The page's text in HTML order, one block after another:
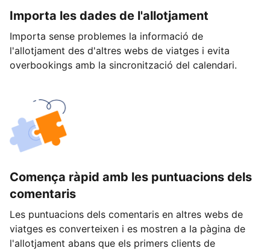
Importa les dades de l'allotjament
Importa sense problemes la informació de
l'allotjament des d'altres webs de viatges i evita
overbookings amb la sincronització del calendari.
Comença ràpid amb les puntuacions dels
comentaris
Les puntuacions dels comentaris en altres webs de
viatges es converteixen i es mostren a la pàgina de
l'allotjament abans que els primers clients de